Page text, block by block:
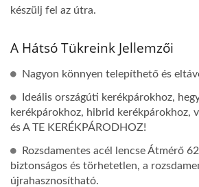
készülj fel az útra.
A Hátsó Tükreink Jellemzői
Nagyon könnyen telepíthető és
Ideális országúti kerékpárokhoz,
kerékpárokhoz, hibrid kerékpárokhoz,
és A TE KERÉKPÁRODHOZ!
Rozsdamentes acél lencse Átmérő
biztonságos és törhetetlen, a
újrahasznosítható.